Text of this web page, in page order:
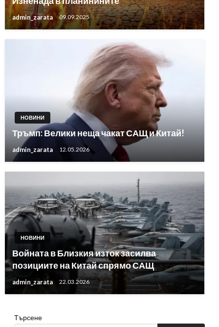
admin_zarata 09.09.2025
НОВИНИ
Тръмп: Велики неща чакат САЩ и Китай!
admin_zarata 12.05.2026
НОВИНИ
Войната в Близкия изток засилва
позициите на Китай спрямо САЩ
admin_zarata 22.03.2026
Търсене